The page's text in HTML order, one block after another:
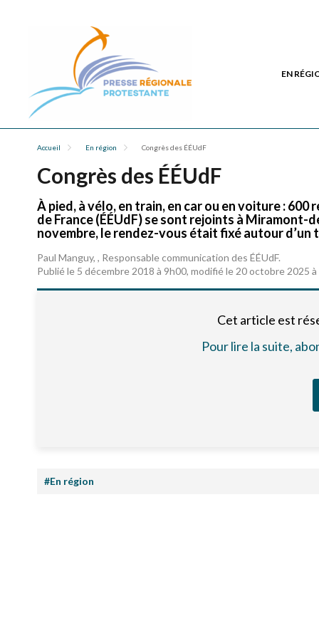
EN
Accueil En région Congrès des ÉÉUdF
Congrès des ÉÉUdF
À pied, à vélo, en train, en car ou en voiture :
de France (ÉÉUdF) se sont rejoints à Miramont-
novembre, le rendez-vous était fixé autour d’un
Paul Manguy, , Responsable communication des ÉÉUdF.
Publié le 5 décembre 2018 à 9h00, modifié le 20 octobre 2025
Cet article est
Pour lire la suite,
#En région